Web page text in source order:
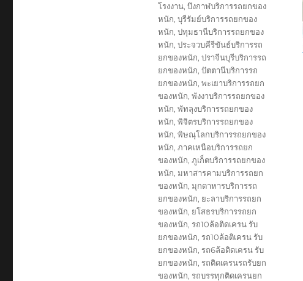
โรงงาน, บึงกาฬบริการรถยกของ
หนัก, บุรีรัมย์บริการรถยกของ
หนัก, ปทุมธานีบริการรถยกของ
หนัก, ประจวบคีรีขันธ์บริการรถ
ยกของหนัก, ปราจีนบุรีบริการรถ
ยกของหนัก, ปัตตานีบริการรถ
ยกของหนัก, พะเยาบริการรถยก
ของหนัก, พังงาบริการรถยกของ
หนัก, พัทลุงบริการรถยกของ
หนัก, พิจิตรบริการรถยกของ
หนัก, พิษณุโลกบริการรถยกของ
หนัก, ภาคเหนือบริการรถยก
ของหนัก, ภูเก็ตบริการรถยกของ
หนัก, มหาสารคามบริการรถยก
ของหนัก, มุกดาหารบริการรถ
ยกของหนัก, ยะลาบริการรถยก
ของหนัก, ยโสธรบริการรถยก
ของหนัก, รถ10ล้อติดเครน รับ
ยกของหนัก, รถ10ล้อติเครน รับ
ยกของหนัก, รถ6ล้อติดเครน รับ
ยกของหนัก, รถติดเครนรถรับยก
ของหนัก, รถบรรทุกติดเครนยก